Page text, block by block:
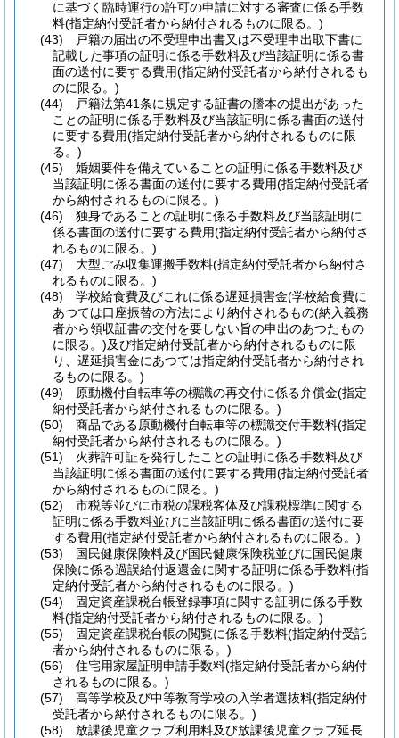
に基づく臨時運行の許可の申請に対する審査に係る手数
料(指定納付受託者から納付されるものに限る。)
(43)
戸籍の届出の不受理申出書又は不受理申出取下書に
記載した事項の証明に係る手数料及び当該証明に係る書
面の送付に要する費用(指定納付受託者から納付されるも
のに限る。)
(44)
戸籍法第41条に規定する証書の謄本の提出があった
ことの証明に係る手数料及び当該証明に係る書面の送付
に要する費用(指定納付受託者から納付されるものに限
る。)
(45)
婚姻要件を備えていることの証明に係る手数料及び
当該証明に係る書面の送付に要する費用(指定納付受託者
から納付されるものに限る。)
(46)
独身であることの証明に係る手数料及び当該証明に
係る書面の送付に要する費用(指定納付受託者から納付さ
れるものに限る。)
(47)
大型ごみ収集運搬手数料(指定納付受託者から納付さ
れるものに限る。)
(48)
学校給食費及びこれに係る遅延損害金(学校給食費に
あつては口座振替の方法により納付されるもの(納入義務
者から領収証書の交付を要しない旨の申出のあつたもの
に限る。)及び指定納付受託者から納付されるものに限
り、遅延損害金にあつては指定納付受託者から納付され
るものに限る。)
(49)
原動機付自転車等の標識の再交付に係る弁償金(指定
納付受託者から納付されるものに限る。)
(50)
商品である原動機付自転車等の標識交付手数料(指定
納付受託者から納付されるものに限る。)
(51)
火葬許可証を発行したことの証明に係る手数料及び
当該証明に係る書面の送付に要する費用(指定納付受託者
から納付されるものに限る。)
(52)
市税等並びに市税の課税客体及び課税標準に関する
証明に係る手数料並びに当該証明に係る書面の送付に要
する費用(指定納付受託者から納付されるものに限る。)
(53)
国民健康保険料及び国民健康保険税並びに国民健康
保険に係る過誤給付返還金に関する証明に係る手数料(指
定納付受託者から納付されるものに限る。)
(54)
固定資産課税台帳登録事項に関する証明に係る手数
料(指定納付受託者から納付されるものに限る。)
(55)
固定資産課税台帳の閲覧に係る手数料(指定納付受託
者から納付されるものに限る。)
(56)
住宅用家屋証明申請手数料(指定納付受託者から納付
されるものに限る。)
(57)
高等学校及び中等教育学校の入学者選抜料(指定納付
受託者から納付されるものに限る。)
(58)
放課後児童クラブ利用料及び放課後児童クラブ延長